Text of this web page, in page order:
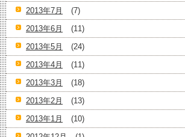
2013年7月
(7)
2013年6月
(11)
2013年5月
(24)
2013年4月
(11)
2013年3月
(18)
2013年2月
(13)
2013年1月
(10)